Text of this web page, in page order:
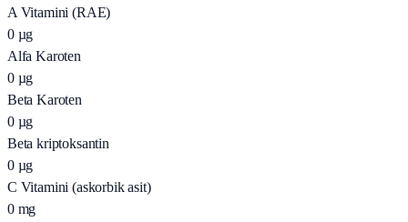
A Vitamini (RAE)
0 µg
Alfa Karoten
0 µg
Beta Karoten
0 µg
Beta kriptoksantin
0 µg
C Vitamini (askorbik asit)
0 mg